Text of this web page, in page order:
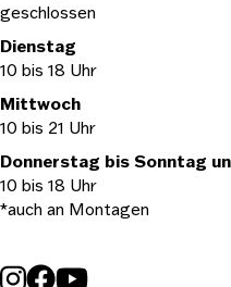
geschlossen
Dienstag
10 bis 18 Uhr
Mittwoch
10 bis 21 Uhr
Donnerstag bis Sonntag
10 bis 18 Uhr
*auch an Montagen